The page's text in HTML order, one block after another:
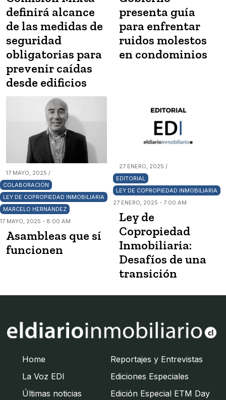
definirá alcance
de las medidas de
seguridad
obligatorias para
prevenir caídas
desde edificios
presenta guía
para enfrentar
ruidos molestos
en condominios
17 MAYO, 2025 /
COLABORACIÓN
LEY DE COPROPIEDAD INMOBILIARIA
MARCELO HERNÁNDEZ
17 MAYO, 2025 - 8:00 AM
Asambleas que sí
funcionen
27 ENERO, 2025 /
EDITORIAL
LEY DE COPROPIEDAD INMOBILIARIA
27 ENERO, 2025 - 7:00 AM
Ley de
Copropiedad
Inmobiliaria:
Desafíos de una
transición
Home
La Voz EDI
Últimas noticias
Reportajes y Entrevistas
Ediciones Especiales
Edición Especial ETM Day